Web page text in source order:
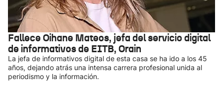
Fallece Oihane Mateos, jefa del servicio digital
de informativos de EITB, Orain
La jefa de informativos digital de esta casa se ha ido a los 45
años, dejando atrás una intensa carrera profesional unida al
periodismo y la información.